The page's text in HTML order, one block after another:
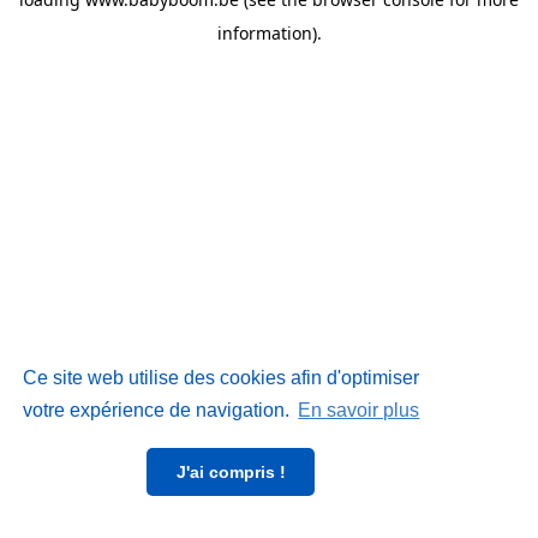
Ce site web utilise des cookies afin d'optimiser
votre expérience de navigation. En savoir plus
J'ai compris !
information).